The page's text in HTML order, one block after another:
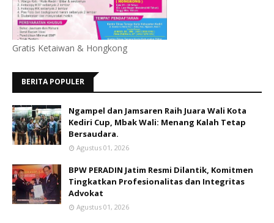
Gratis Ketaiwan & Hongkong
BERITA POPULER
Ngampel dan Jamsaren Raih Juara Wali Kota
Kediri Cup, Mbak Wali: Menang Kalah Tetap
Bersaudara.
Agustus 01, 2026
BPW PERADIN Jatim Resmi Dilantik, Komitmen
Tingkatkan Profesionalitas dan Integritas
Advokat
Agustus 01, 2026